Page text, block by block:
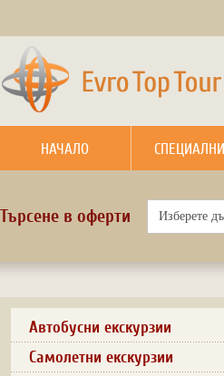
НАЧАЛО
Търсене в оферти
Автобусни екскурзии
Самолетни екскурзии